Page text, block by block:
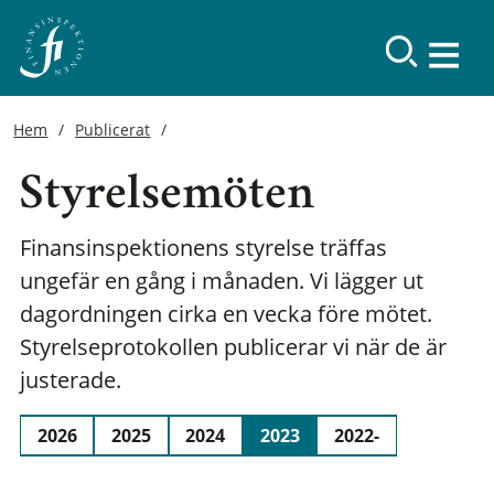
Hem Publicerat
Styrelsemöten
Finansinspektionens styrelse träffas
ungefär en gång i månaden. Vi lägger ut
dagordningen cirka en vecka före mötet.
Styrelseprotokollen publicerar vi när de är
justerade.
2026 2025 2024 2023 2022-